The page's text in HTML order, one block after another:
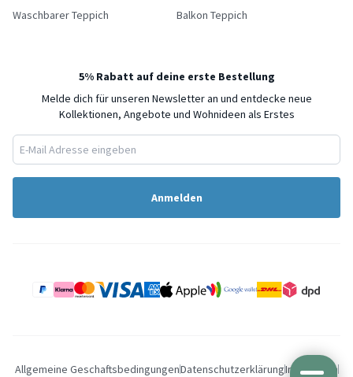
Waschbarer Teppich Balkon Teppich
5% Rabatt auf deine erste Bestellung
Melde dich für unseren Newsletter an und entdecke neue
Kollektionen, Angebote und Wohnideen als Erstes
Anmelden
Allgemeine GeschaftsbedingungenDatenschutzerklärungImpressum